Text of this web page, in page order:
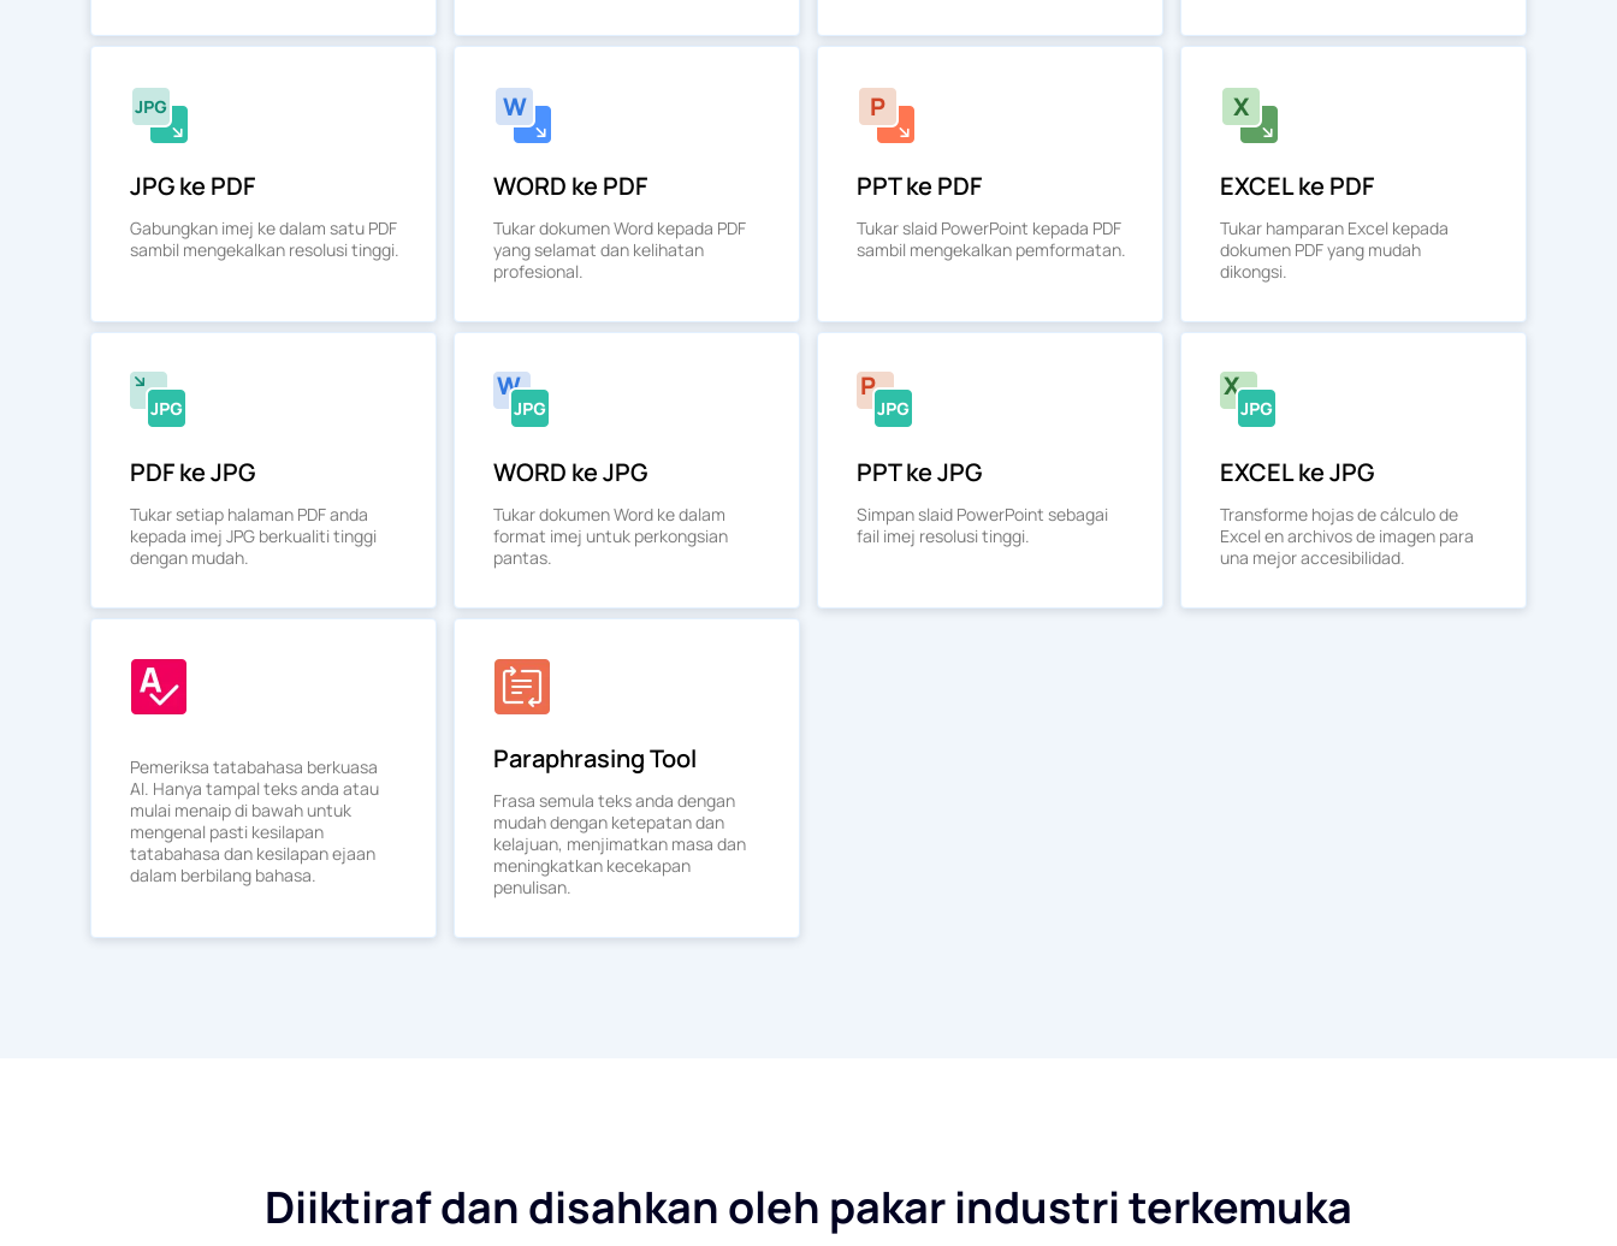
JPG ke PDF
Gabungkan imej ke dalam satu PDF
sambil mengekalkan resolusi tinggi.
WORD ke PDF
Tukar dokumen Word kepada PDF
yang selamat dan kelihatan
profesional.
PPT ke PDF
Tukar slaid PowerPoint kepada PDF
sambil mengekalkan pemformatan.
EXCEL ke PDF
Tukar hamparan Excel kepada
dokumen PDF yang mudah
dikongsi.
PDF ke JPG
Tukar setiap halaman PDF anda
kepada imej JPG berkualiti tinggi
dengan mudah.
WORD ke JPG
Tukar dokumen Word ke dalam
format imej untuk perkongsian
pantas.
PPT ke JPG
Simpan slaid PowerPoint sebagai
fail imej resolusi tinggi.
EXCEL ke JPG
Transforme hojas de cálculo de
Excel en archivos de imagen para
una mejor accesibilidad.
Pemeriksa tatabahasa berkuasa
AI. Hanya tampal teks anda atau
mulai menaip di bawah untuk
mengenal pasti kesilapan
tatabahasa dan kesilapan ejaan
dalam berbilang bahasa.
Paraphrasing Tool
Frasa semula teks anda dengan
mudah dengan ketepatan dan
kelajuan, menjimatkan masa dan
meningkatkan kecekapan
penulisan.
Diiktiraf dan disahkan oleh pakar industri terkemuka